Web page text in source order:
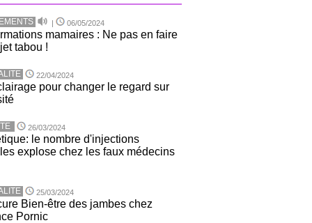
| 06/05/2024
mamaires : Ne pas en faire
tabou !
22/04/2024
pour changer le regard sur
26/03/2024
le nombre d'injections
explose chez les faux médecins
25/03/2024
Bien-être des jambes chez
Pornic